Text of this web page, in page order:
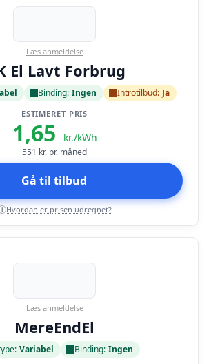
Læs anmeldelse
El Lavt Forbrug
Binding: Ingen Introtilbud: Ja
ESTIMERET PRIS
1,65 kr./kWh
551 kr. pr. måned
Gå til tilbud
i Hvordan er prisen udregnet?
Læs anmeldelse
MereEndEl
Variabel Binding: Ingen